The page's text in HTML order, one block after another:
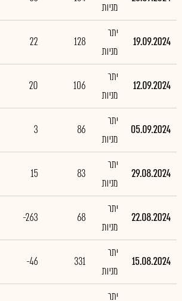
מניות
19.09.2024
יתר
מניות
128
22
12.09.2024
יתר
מניות
106
20
05.09.2024
יתר
מניות
86
3
29.08.2024
יתר
מניות
83
15
22.08.2024
יתר
מניות
68
-263
15.08.2024
יתר
מניות
331
-46
יתר